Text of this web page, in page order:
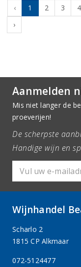
‹ 1 2 3 4
›
Aanmelden
Mis niet langer de
proeverijen!
De scherpste
Handige wijn en
Wijnhandel
Scharlo 2
1815 CP Alkmaar
072-5124477